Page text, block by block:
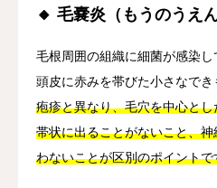
🔸 毛嚢炎（もうのうえん
毛根周囲の組織に細菌が感染し
頭皮に赤みを帯びた小さなでき
疱疹と異なり、毛穴を中心と
帯状に出ることがないこと、
わないことが区別のポイントで